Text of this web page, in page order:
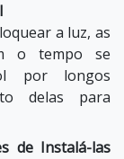
a luz, as
o tempo se
por longos
delas para
de Instalá-las